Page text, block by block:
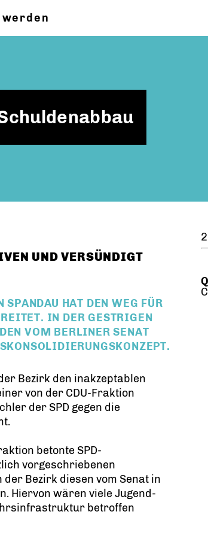
UND VERSÜNDIGT
HAT DEN WEG FÜR
IN DER GESTRIGEN
VOM BERLINER SENAT
Bezirk den inakzeptablen
von der CDU-Fraktion
der SPD gegen die
betonte SPD-
vorgeschriebenen
Bezirk diesen vom Senat in
Hiervon wären viele Jugend-
betroffen